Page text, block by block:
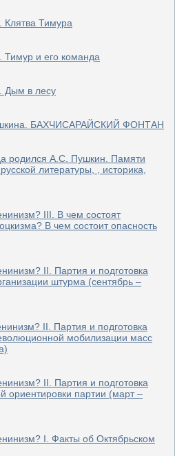
Клятва Тимура
Тимур и его команда
Дым в лесу
БАХЧИСАРАЙСКИЙ ФОНТАН
родился А.С. Пушкин. Памяти
литературы, , историка,
III. В чем состоят
В чем состоит опасность
II. Партия и подготовка
штурма (сентябрь –
II. Партия и подготовка
мобилизации масс
II. Партия и подготовка
ориентировки партии (март –
I. Факты об Октябрьском